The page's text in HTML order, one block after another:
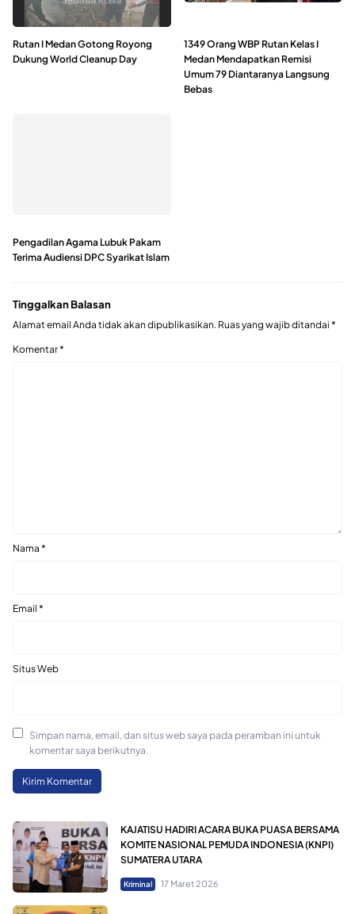
Rutan I Medan Gotong Royong
Dukung World Cleanup Day
1349 Orang WBP Rutan Kelas I
Medan Mendapatkan Remisi
Umum 79 Diantaranya Langsung
Bebas
Pengadilan Agama Lubuk Pakam
Terima Audiensi DPC Syarikat Islam
Tinggalkan Balasan
Alamat email Anda tidak akan dipublikasikan. Ruas yang wajib ditandai *
Komentar*
Nama *
Email *
Situs Web
Simpan nama, email, dan situs web saya pada peramban ini untuk
komentar saya berikutnya.
KAJATISU HADIRI ACARA BUKA PUASA BERSAMA
KOMITE NASIONAL PEMUDA INDONESIA (KNPI)
SUMATERA UTARA
Kriminal 17 Maret 2026